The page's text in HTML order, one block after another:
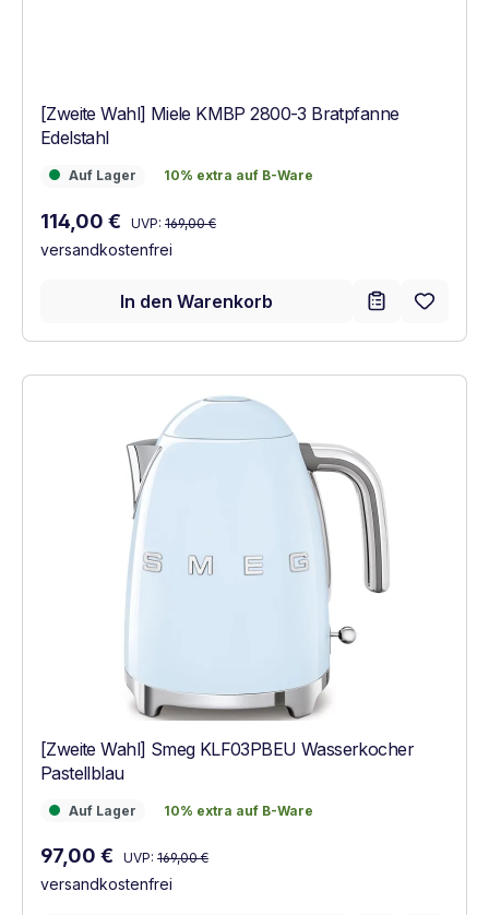
[Zweite Wahl] Miele KMBP 2800-3 Bratpfanne
Edelstahl
Auf Lager
Auf Lager 10% extra auf B-Ware
10% extra auf B-Ware
Verkaufspreis:
114,00 € Regulärer Preis:
UVP: 169,00 €
versandkostenfrei
In den Warenkorb
[Zweite Wahl] Smeg KLF03PBEU Wasserkocher
Pastellblau
Auf Lager
Auf Lager 10% extra auf B-Ware
10% extra auf B-Ware
Verkaufspreis:
97,00 € Regulärer Preis:
UVP: 169,00 €
versandkostenfrei